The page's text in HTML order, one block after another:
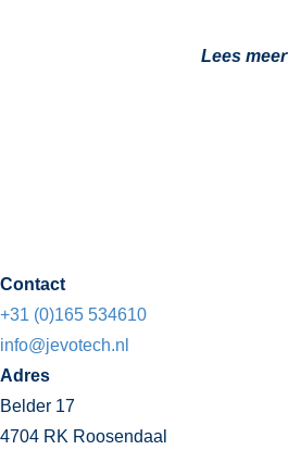
Lees meer
Contact
+31 (0)165 534610
info@jevotech.nl
Adres
Belder 17
4704 RK Roosendaal